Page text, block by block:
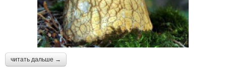
читать дальше →